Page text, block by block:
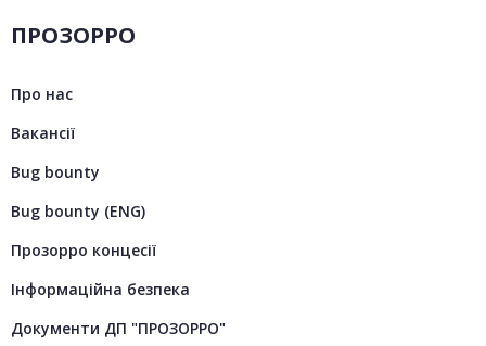
ПРОЗОРРО
Про нас
Вакансії
Bug bounty
Bug bounty (ENG)
Прозорро концесії
Інформаційна безпека
Документи ДП "ПРОЗОРРО"